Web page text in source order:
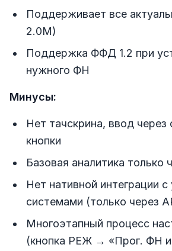
Поддерживает все
2.0М)
Поддержка ФФД 1.2 при
нужного ФН
Минусы:
Нет тачскрина, ввод через
кнопки
Базовая аналитика
Нет нативной интеграции
системами (только через
Многоэтапный процесс
(кнопка РЕЖ → «Прог. ФН